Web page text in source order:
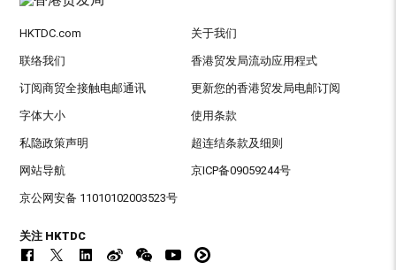
HKTDC.com 关于我们
联络我们 香港贸发局流动应用程式
订阅商贸全接触电邮通讯 更新您的香港贸发局电邮订阅
字体大小 使用条款
私隐政策声明 超连结条款及细则
网站导航 京ICP备09059244号
京公网安备 11010102003523号
关注 HKTDC